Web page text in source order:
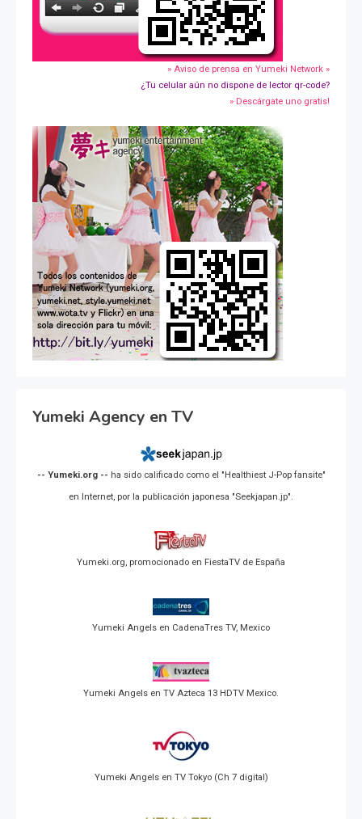
» Aviso de prensa en Yumeki Network »
¿Tu celular aún no dispone de lector qr-code?
» Descárgate uno gratis!
Yumeki Agency en TV
-- Yumeki.org -- ha sido calificado como el "Healthiest J-Pop fansite"
en Internet, por la publicación japonesa "Seekjapan.jp".
Yumeki.org, promocionado en FiestaTV de España
Yumeki Angels en CadenaTres TV, Mexico
Yumeki Angels en TV Azteca 13 HDTV Mexico.
Yumeki Angels en TV Tokyo (Ch 7 digital)